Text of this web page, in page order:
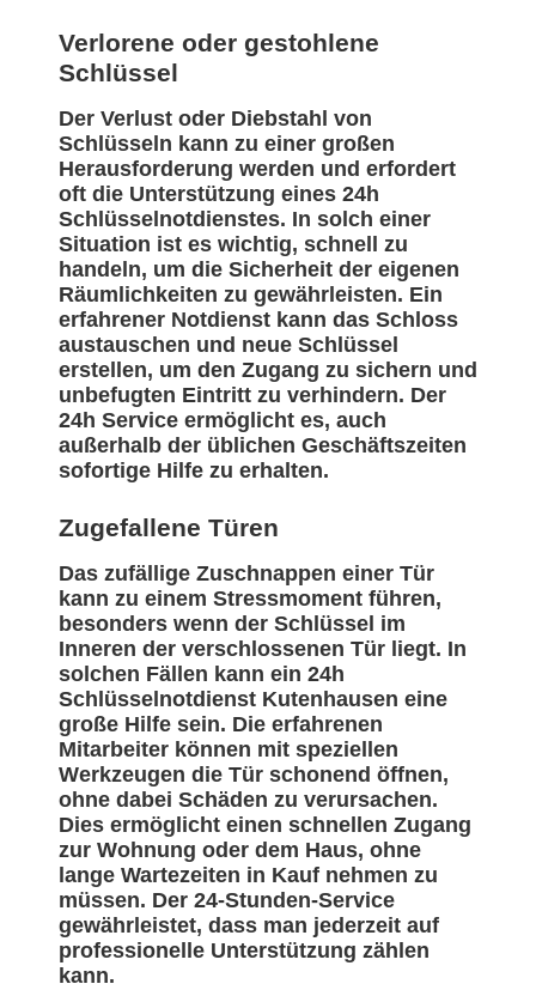
Verlorene oder gestohlene
Schlüssel
Der Verlust oder Diebstahl von
Schlüsseln kann zu einer großen
Herausforderung werden und erfordert
oft die Unterstützung eines 24h
Schlüsselnotdienstes. In solch einer
Situation ist es wichtig, schnell zu
handeln, um die Sicherheit der eigenen
Räumlichkeiten zu gewährleisten. Ein
erfahrener Notdienst kann das Schloss
austauschen und neue Schlüssel
erstellen, um den Zugang zu sichern und
unbefugten Eintritt zu verhindern. Der
24h Service ermöglicht es, auch
außerhalb der üblichen Geschäftszeiten
sofortige Hilfe zu erhalten.
Zugefallene Türen
Das zufällige Zuschnappen einer Tür
kann zu einem Stressmoment führen,
besonders wenn der Schlüssel im
Inneren der verschlossenen Tür liegt. In
solchen Fällen kann ein 24h
Schlüsselnotdienst Kutenhausen eine
große Hilfe sein. Die erfahrenen
Mitarbeiter können mit speziellen
Werkzeugen die Tür schonend öffnen,
ohne dabei Schäden zu verursachen.
Dies ermöglicht einen schnellen Zugang
zur Wohnung oder dem Haus, ohne
lange Wartezeiten in Kauf nehmen zu
müssen. Der 24-Stunden-Service
gewährleistet, dass man jederzeit auf
professionelle Unterstützung zählen
kann.